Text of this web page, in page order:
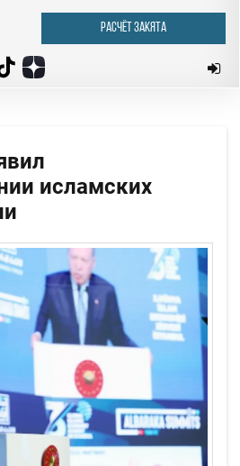
РАСЧЁТ ЗАКЯТА
исламских